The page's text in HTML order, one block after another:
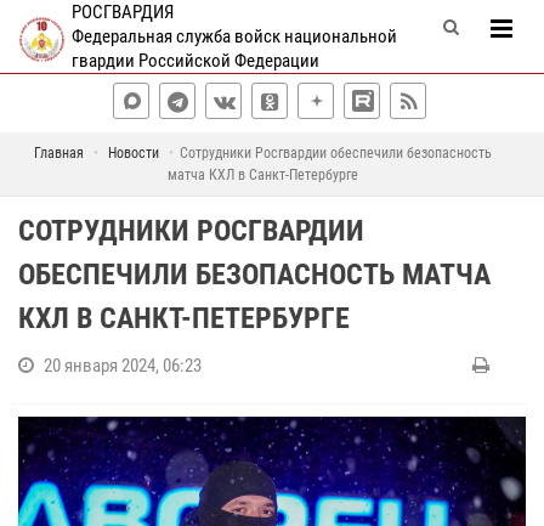
РОСГВАРДИЯ
Федеральная служба войск национальной
гвардии Российской Федерации
Главная Новости
Сотрудники Росгвардии обеспечили безопасность
матча КХЛ в Санкт-Петербурге
СОТРУДНИКИ РОСГВАРДИИ
ОБЕСПЕЧИЛИ БЕЗОПАСНОСТЬ МАТЧА
КХЛ В САНКТ-ПЕТЕРБУРГЕ
20 января 2024, 06:23